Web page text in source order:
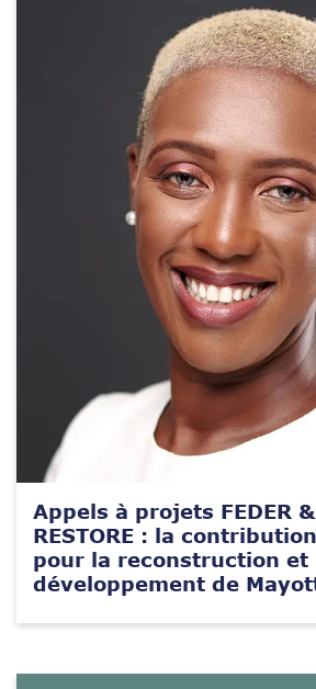
Appels à projets FEDER
RESTORE : la
pour la reconstruction et
développement de